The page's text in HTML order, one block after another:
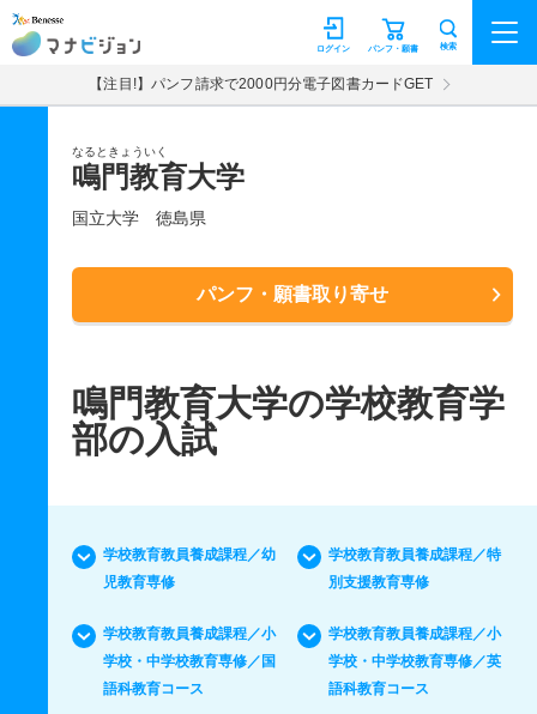
マナビジョン パンフ・願書
ログイン 検索
【注目!】パンフ請求で2000円分電子図書カードGET
なるときょういく
鳴門教育大学
国立大学 徳島県
パンフ・願書取り寄せ
鳴門教育大学の学校教育学
部の入試
学校教育教員養成課程／幼
児教育専修
学校教育教員養成課程／特
別支援教育専修
学校教育教員養成課程／小
学校・中学校教育専修／国
語科教育コース
学校教育教員養成課程／小
学校・中学校教育専修／英
語科教育コース